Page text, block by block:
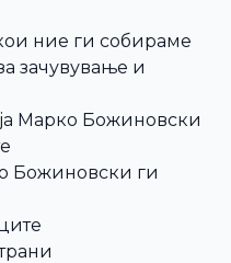
ние ги собираме
зачувување и
Марко Божиновски
Божиновски ги